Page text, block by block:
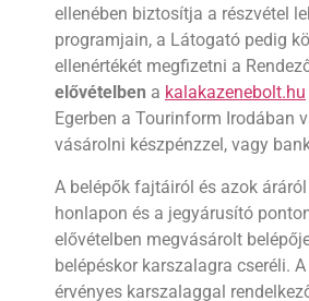
ellenében biztosítja a részvétel
programjain, a Látogató pedig
ellenértékét megfizetni a
elővételben a kalakazenebolt.hu
Egerben a Tourinform Irodában
vásárolni készpénzzel, vagy
A belépők fajtáiról és azok áráról
honlapon és a jegyárusító
elővételben megvásárolt
belépéskor karszalagra cseréli.
érvényes karszalaggal